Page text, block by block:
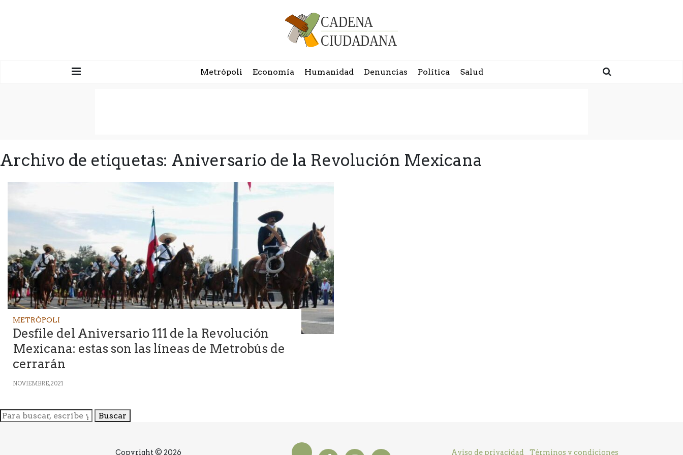
Metrópoli Economía Humanidad Denuncias Política Salud
Archivo de etiquetas: Aniversario de la Revolución Mexicana
METRÓPOLI
Desfile del Aniversario 111 de la Revolución
Mexicana: estas son las líneas de Metrobús de
cerrarán
NOVIEMBRE, 2021
Buscar
Copyright © 2026 Aviso de privacidad Términos y condiciones